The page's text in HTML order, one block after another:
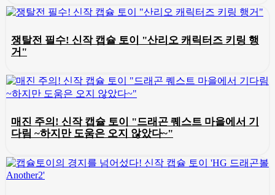
쟁탈전 필수! 신작 캡슐 토이 "산리오 캐릭터즈 키링 행
거"
매진 주의! 신작 캡슐 토이 "드래곤 퀘스트 마을에서 기
다림 ~하지만 도움은 오지 않았다~"